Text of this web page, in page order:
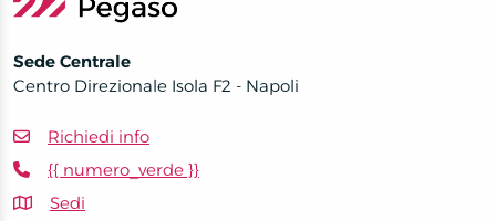
Sede Centrale
Centro Direzionale Isola F2 - Napoli
Richiedi info
{{ numero_verde }}
Sedi